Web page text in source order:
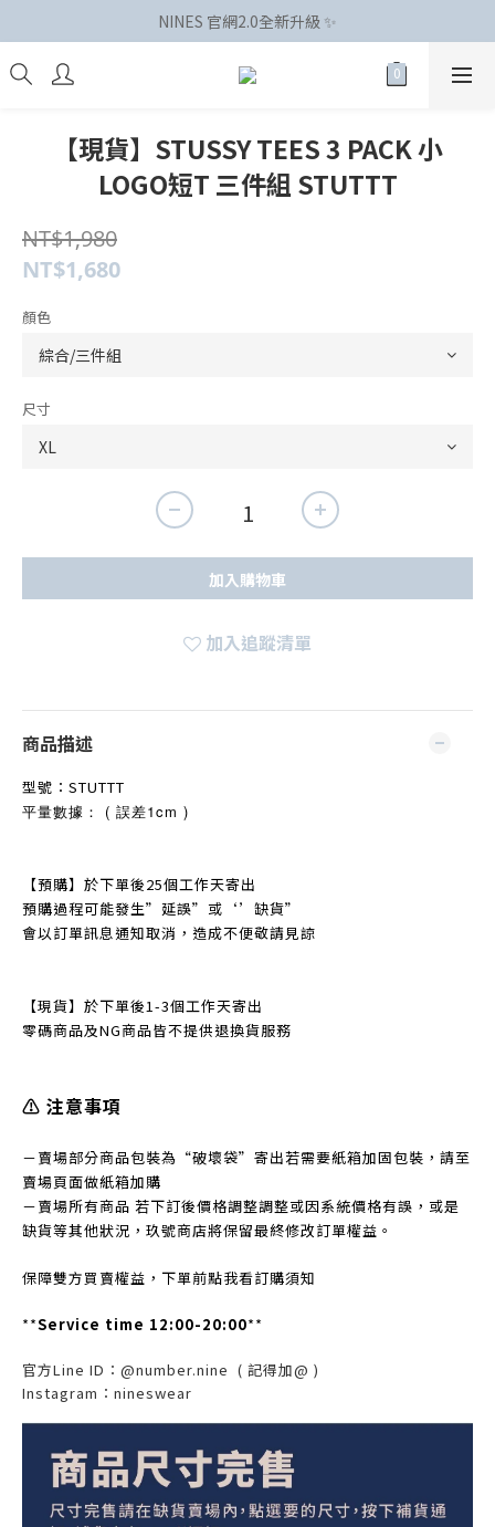
NINES 官網2.0全新升級 ✨
【現貨】STUSSY TEES 3 PACK 小
LOGO短T 三件組 STUTTT
NT$1,980
NT$1,680
顏色
尺寸
加入購物車
加入追蹤清單
商品描述
型號： STUTTT
平量數據： ( 誤差1cm )
【預購】於下單後25個工作天寄出
預購過程可能發生” 延誤” 或‘’缺貨”
會以訂單訊息通知取消，造成不便敬請見諒
【現貨】於下單後1-3個工作天寄出
零碼商品及NG商品皆不提供退換貨服務
⚠️ 注意事項
－賣場部分商品包裝為“破壞袋”寄出若需要紙箱加固包裝，請至
賣場頁面做紙箱加購
－賣場所有商品 若下訂後價格調整調整或因系統價格有誤，或是
缺貨等其他狀況，玖號商店將保留最終修改訂單權益。
保障雙方買賣權益，下單前點我看訂購須知
**Service time 12:00-20:00**
官方Line ID：@number.nine ( 記得加@ )
Instagram ： nineswear